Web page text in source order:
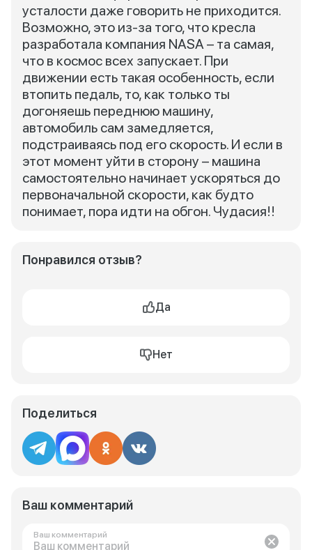
усталости даже говорить не приходится.
Возможно, это из-за того, что кресла
разработала компания NASA – та самая,
что в космос всех запускает. При
движении есть такая особенность, если
втопить педаль, то, как только ты
догоняешь переднюю машину,
автомобиль сам замедляется,
подстраиваясь под его скорость. И если в
этот момент уйти в сторону – машина
самостоятельно начинает ускоряться до
первоначальной скорости, как будто
понимает, пора идти на обгон. Чудасия!!
Понравился отзыв?
Да
Нет
Поделиться
Ваш комментарий
Ваш комментарий